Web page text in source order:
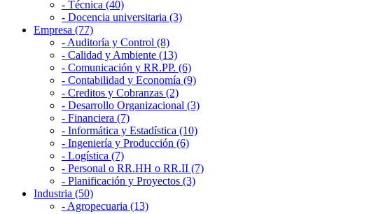
- Técnica (40)
- Docencia universitaria (3)
Empresa (77)
- Auditoría y Control (8)
- Calidad y Ambiente (13)
- Comunicación y RR.PP. (6)
- Contabilidad y Economía (9)
- Creditos y Cobranzas (2)
- Desarrollo Organizacional (3)
- Financiera (7)
- Informática y Estadística (10)
- Ingeniería y Producción (6)
- Logística (7)
- Personal o RR.HH o RR.II (7)
- Planificación y Proyectos (3)
Industria (50)
- Agropecuaria (13)